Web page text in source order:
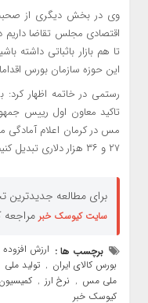
وی در بخش دیگری از
اقتصادی مجلس تقاضا
تا هم بازار باثباتی داشته
این حوزه سازمان بورس
رستمی در خاتمه اظهار کرد:
تاکید معاون اول رییس
۲۷ و ۳۶ هزار دلاری تبدیل کنیم و صادر کنیم.
برای مطالعه جدیدترین
سایت کیوسک خبر مراجعه
برچسب ها : ارزش افزوده
بورس کالای ایران , تولید ملی
ملی مس , نرخ ارز ,
کیوسک خبر